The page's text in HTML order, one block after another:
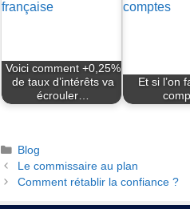
Voici comment + 0,25%
de taux d’intérêts va
écrouler…
Et si l’on
Catégories
Blog
Le commissaire au plan
Comment rétablir la confiance ?